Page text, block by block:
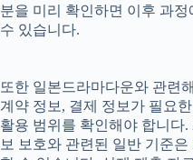
분을 미리 확인하면 이후 과
수 있습니다.
또한 일본드라마다운와 관련
계약 정보, 결제 정보가 필요
활용 범위를 확인해야 합니다.
보 보호와 관련된 일반 기준은